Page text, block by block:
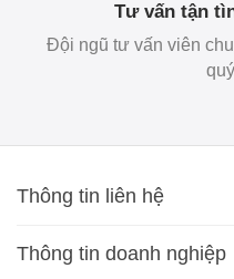
Tư vấn tận
Đội ngũ tư vấn viên
Thông tin liên hệ
Thông tin doanh nghiệp